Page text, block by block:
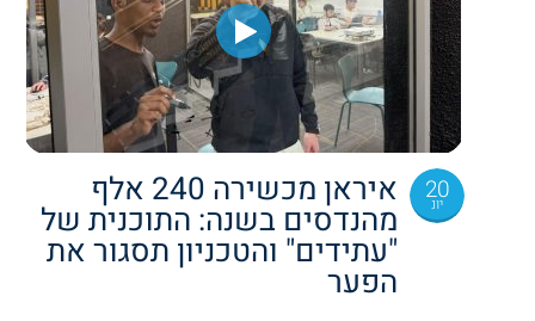
20
יונ איראן מכשירה 240 אלף
מהנדסים בשנה: התוכנית של
"עתידים" והטכניון תסגור את
הפער